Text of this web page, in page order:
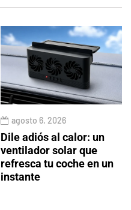
agosto 6, 2026
Dile adiós al calor: un
ventilador solar que
refresca tu coche en un
instante